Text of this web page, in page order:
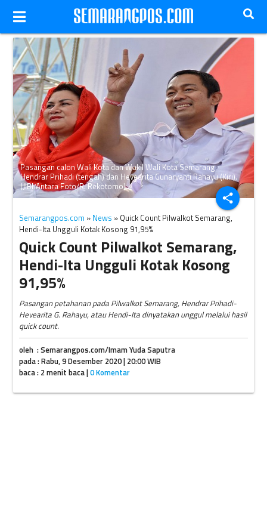
share
Pasangan calon Wali Kota dan Wakil Wali Kota Semarang
Hendrar Prihadi (tengah) dan Hevearita Gunaryanti Rahayu (Kiri).
(JIBI/Antara Foto/R. Rekotomo)
Semarangpos.com » News » Quick Count Pilwalkot Semarang,
Hendi-Ita Ungguli Kotak Kosong 91,95%
Quick Count Pilwalkot Semarang,
Hendi-Ita Ungguli Kotak Kosong
91,95%
Pasangan petahanan pada Pilwalkot Semarang, Hendrar Prihadi-
Hevearita G. Rahayu, atau Hendi-Ita dinyatakan unggul melalui hasil
quick count.
oleh : Semarangpos.com/Imam Yuda Saputra
pada : Rabu, 9 Desember 2020 | 20:00 WIB
baca : 2 menit baca |0 Komentar